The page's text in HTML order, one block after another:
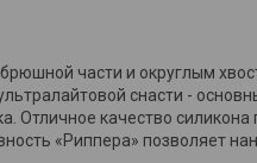
части и округлым
снасти -
Отличное качество
«Риппера» позволяет